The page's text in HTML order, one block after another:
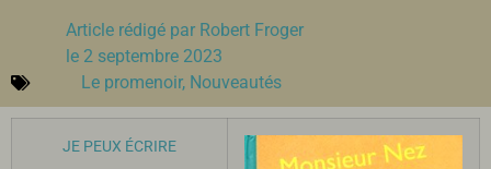
Article rédigé par Robert Froger
le 2 septembre 2023
Le promenoir, Nouveautés
JE PEUX ÉCRIRE